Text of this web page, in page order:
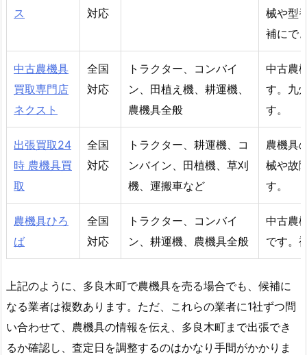
ス
対応
械や型
補にで
中古農機具
買取専門店
ネクスト
全国
対応
トラクター、コンバイ
ン、田植え機、耕運機、
農機具全般
中古農
す。九
す。
出張買取24
時 農機具買
取
全国
対応
トラクター、耕運機、コ
ンバイン、田植機、草刈
機、運搬車など
農機具
械や故
す。
農機具ひろ
ば
全国
対応
トラクター、コンバイ
ン、耕運機、農機具全般
中古農
です。
上記のように、多良木町で農機具を売る場合でも、候補に
なる業者は複数あります。ただ、これらの業者に1社ずつ問
い合わせて、農機具の情報を伝え、多良木町まで出張でき
るか確認し、査定日を調整するのはかなり手間がかかりま